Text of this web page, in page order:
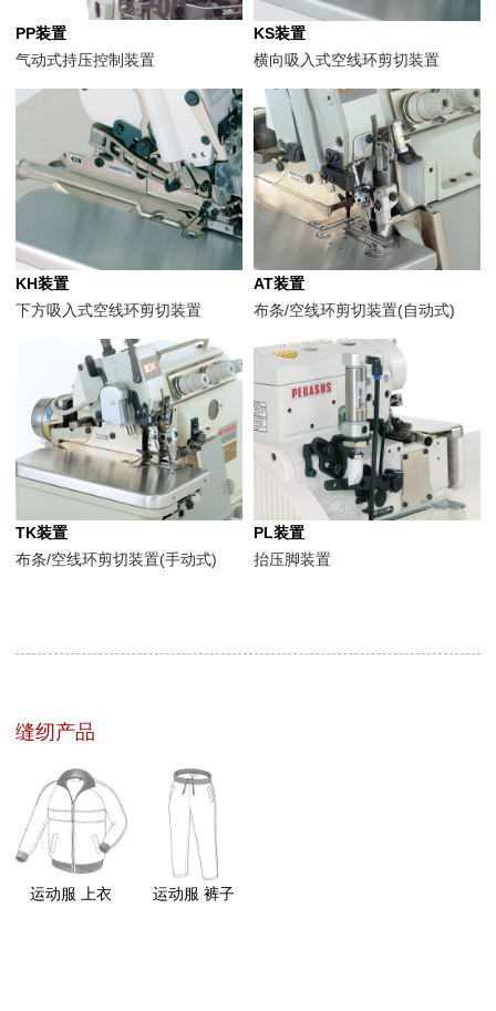
PP装置
气动式持压控制装置
KS装置
横向吸入式空线环剪切装置
KH装置
下方吸入式空线环剪切装置
AT装置
布条/空线环剪切装置(自动式)
TK装置
布条/空线环剪切装置(手动式)
PL装置
抬压脚装置
缝纫产品
运动服 上衣 运动服 裤子